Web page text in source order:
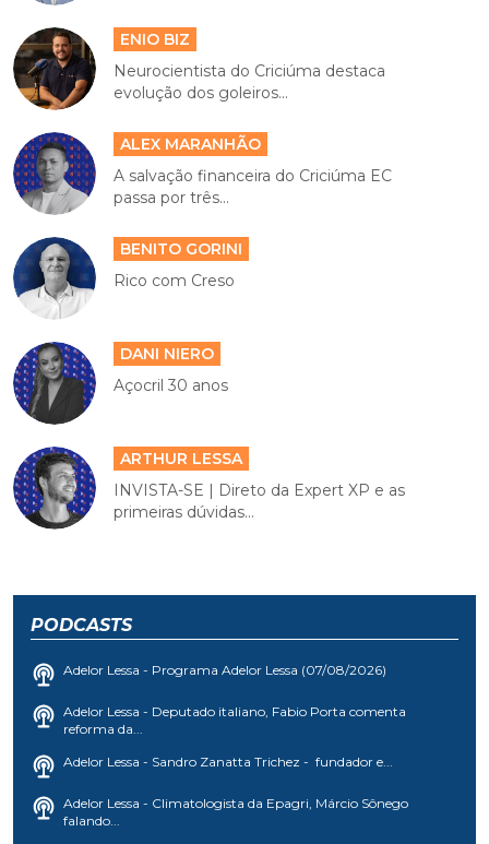
ENIO BIZ
Neurocientista do Criciúma destaca
evolução dos goleiros...
ALEX MARANHÃO
A salvação financeira do Criciúma EC
passa por três...
BENITO GORINI
Rico com Creso
DANI NIERO
Açocril 30 anos
ARTHUR LESSA
INVISTA-SE | Direto da Expert XP e as
primeiras dúvidas...
PODCASTS
Adelor Lessa - Programa Adelor Lessa (07/08/2026)
Adelor Lessa - Deputado italiano, Fabio Porta comenta
reforma da...
Adelor Lessa - Sandro Zanatta Trichez - fundador e...
Adelor Lessa - Climatologista da Epagri, Márcio Sônego
falando...